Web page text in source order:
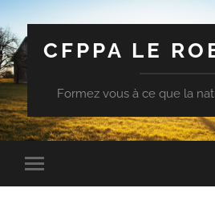
CFPPA LE
Formez vous à ce que la
Toggle
mobile